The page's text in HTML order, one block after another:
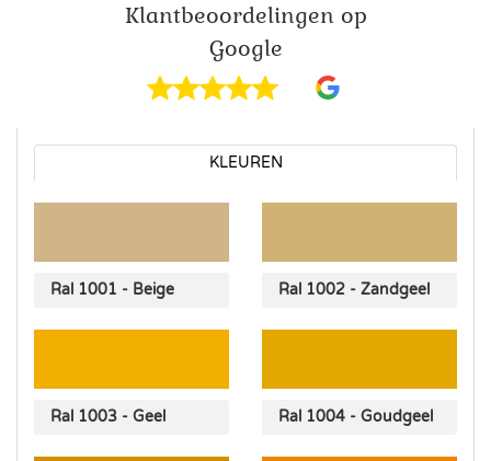
Klant­beoordelingen op
Google
KLEUREN
Ral 1001 - Beige Ral 1002 - Zandgeel
Ral 1003 - Geel Ral 1004 - Goudgeel